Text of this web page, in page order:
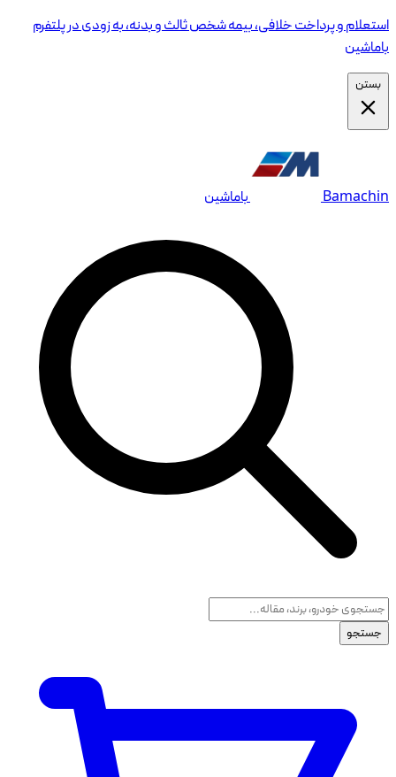
استعلام و پرداخت خلافی، بیمه شخص ثالث و بدنه، به زودی در پلتفرم
باماشین
بستن
Bamachin باماشین
جستجو